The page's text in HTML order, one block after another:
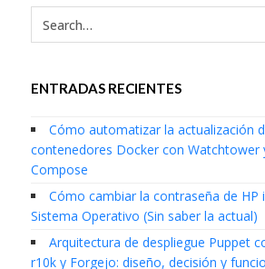
ENTRADAS RECIENTES
Cómo automatizar la actualización
contenedores Docker con Watchtower
Compose
Cómo cambiar la contraseña de HP
Sistema Operativo (Sin saber la actual)
Arquitectura de despliegue Puppet
r10k y Forgejo: diseño, decisión y